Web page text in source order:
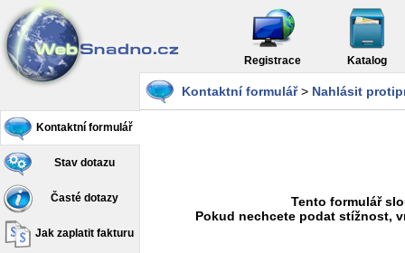
Registrace Katalog
Kontaktní formulář
Stav dotazu
Časté dotazy
Jak zaplatit fakturu
Kontaktní formulář> Nahlásit
Tento formulář
Pokud nechcete podat stížnost,